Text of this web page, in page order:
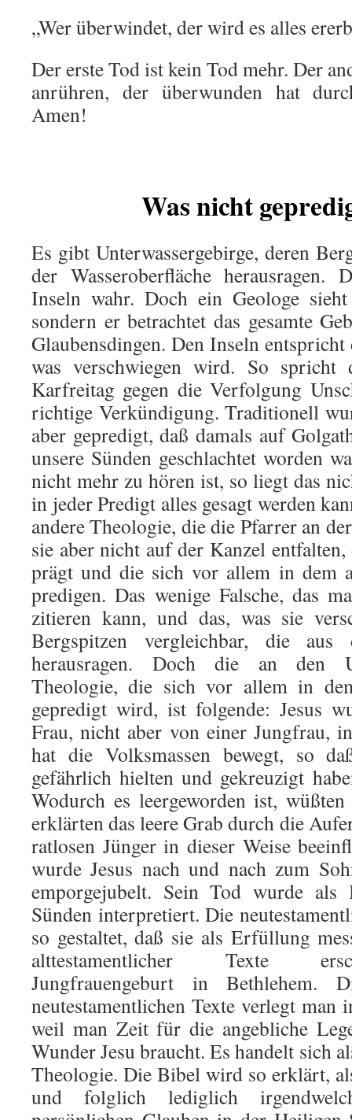
„Wer überwindet, der wird es alles
Der erste Tod ist kein Tod mehr. Der
anrühren, der überwunden hat
Amen!
Was nicht
Es gibt Unterwassergebirge, deren
der Wasseroberfläche herausragen.
Inseln wahr. Doch ein Geologe
sondern er betrachtet das gesamte
Glaubensdingen. Den Inseln entspricht
was verschwiegen wird. So
Karfreitag gegen die Verfolgung
richtige Verkündigung. Traditionell
aber gepredigt, daß damals auf
unsere Sünden geschlachtet worden
nicht mehr zu hören ist, so liegt das
in jeder Predigt alles gesagt werden
andere Theologie, die die Pfarrer an
sie aber nicht auf der Kanzel
prägt und die sich vor allem in dem
predigen. Das wenige Falsche, das
zitieren kann, und das, was sie
Bergspitzen vergleichbar, die aus
herausragen. Doch die an den
Theologie, die sich vor allem in
gepredigt wird, ist folgende: Jesus
Frau, nicht aber von einer Jungfrau,
hat die Volksmassen bewegt, so
gefährlich hielten und gekreuzigt
Wodurch es leergeworden ist,
erklärten das leere Grab durch die
ratlosen Jünger in dieser Weise
wurde Jesus nach und nach zum
emporgejubelt. Sein Tod wurde als
Sünden interpretiert. Die
so gestaltet, daß sie als Erfüllung
alttestamentlicher Texte
Jungfrauengeburt in Bethlehem.
neutestamentlichen Texte verlegt man
weil man Zeit für die angebliche
Wunder Jesu braucht. Es handelt sich
Theologie. Die Bibel wird so erklärt,
und folglich lediglich